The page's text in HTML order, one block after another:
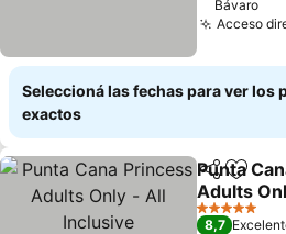
Bávaro
Acceso
Seleccioná las fechas para ver los
exactos
Compartir
Punta
Adults
5 Estrellas
8,7